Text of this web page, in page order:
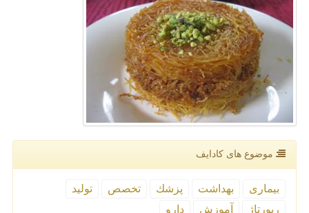
موضوع های كادایف
بیماری بهداشت پزشك تخصص
تولید
رپورتاژ
آموزش دارو